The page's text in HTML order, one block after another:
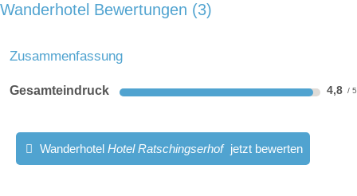
Wanderhotel Bewertungen 3
Zusammenfassung
Gesamteindruck 4,8
Wanderhotel Hotel Ratschingserhof jetzt bewerten